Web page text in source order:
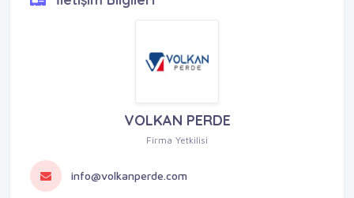
VOLKAN PERDE
Firma Yetkilisi
info@volkanperde.com